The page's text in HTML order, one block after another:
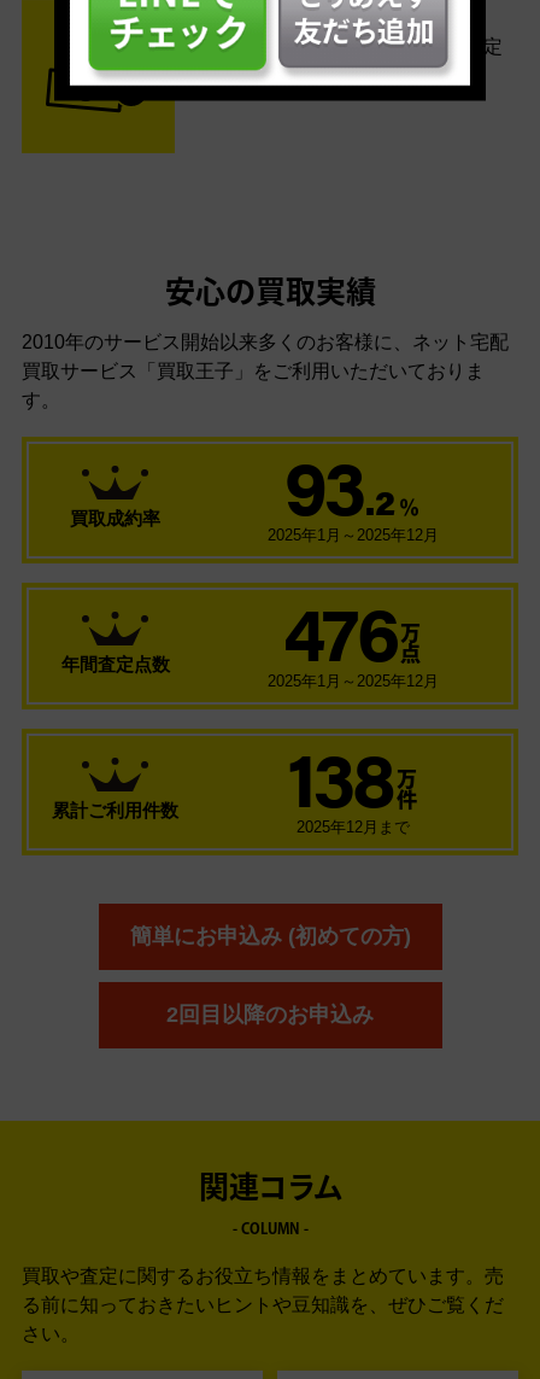
STEP3 ご入金
査定結果はメールでお知らせ。査定
結果がOKなら金額をお支払い！
安心の買取実績
2010年のサービス開始以来多くのお客様に、 ネット宅配
買取サービス「買取王子」をご利用いただいておりま
す。
買取成約率 93.2 ％
2025年1月～2025年12月
年間査定点数 476 万
点
2025年1月～2025年12月
累計ご利用件数 138 万
件
2025年12月まで
簡単にお申込み (初めての方)
2回目以降のお申込み
関連コラム
- COLUMN -
買取や査定に関するお役立ち情報をまとめています。 売
る前に知っておきたいヒントや豆知識を、ぜひご覧くだ
さい。